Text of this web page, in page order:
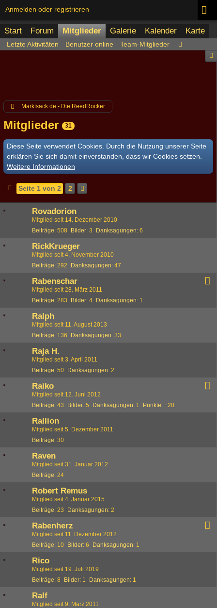
Anmelden oder registrieren
Start Forum Mitglieder Galerie Kalender Karte
Letzte Aktivitäten Benutzer online Team-Mitglieder
Marktsack.de - Die ReedRocker
Mitglieder 31
Diese Seite verwendet Cookies. Durch die Nutzung unserer Seite
erklären Sie sich damit einverstanden, dass wir Cookies setzen.
Weitere Informationen
Seite 1 von 2 2
Rovadorion
Mitglied seit 14. Dezember 2010
Beiträge 508 Bilder 3 Danksagungen 6
RickKrueger
Mitglied seit 4. November 2010
Beiträge 292 Danksagungen 47
Rabenschar
Mitglied seit 28. März 2011
Beiträge 283 Bilder 4 Danksagungen 1
Ralph
Mitglied seit 11. August 2013
Beiträge 136 Danksagungen 33
Raja H.
Mitglied seit 3. April 2011
Beiträge 50 Danksagungen 2
Raiko
Mitglied seit 12. Juni 2012
Beiträge 43 Bilder 5 Danksagungen 1 Punkte −20
Rallion
Mitglied seit 5. Dezember 2011
Beiträge 30
Raven
Mitglied seit 31. Januar 2012
Beiträge 24
Robert Remus
Mitglied seit 4. Januar 2015
Beiträge 23 Danksagungen 2
Rabenherz
Mitglied seit 11. Dezember 2012
Beiträge 10 Bilder 6 Danksagungen 1
Rico
Mitglied seit 19. Juli 2019
Beiträge 8 Bilder 1 Danksagungen 1
Ralf
Mitglied seit 9. März 2011